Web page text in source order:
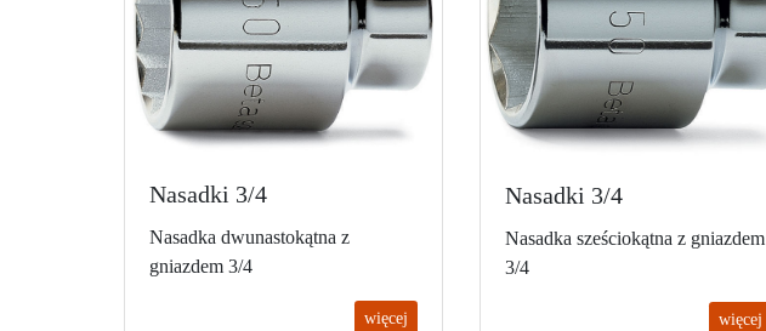
Nasadki 3/4
Nasadka dwunastokątna z
gniazdem 3/4
więcej
Nasadki 3/4
Nasadka sześciokątna z gniazdem
3/4
więcej